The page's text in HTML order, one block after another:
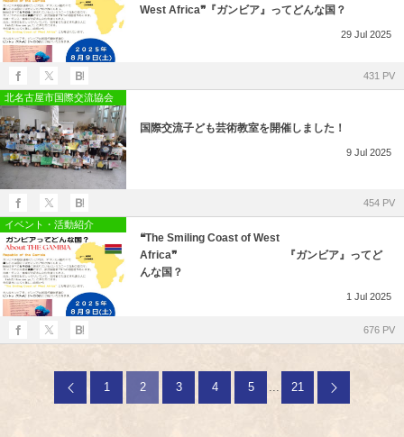
West Africa❞『ガンビア』ってどんな国？
29 Jul 2025
431 PV
北名古屋市国際交流協会
国際交流子ども芸術教室を開催しました！
9 Jul 2025
454 PV
イベント・活動紹介
❝The Smiling Coast of West
Africa❞ 『ガンビア』ってど
んな国？
1 Jul 2025
676 PV
1 2 3 4 5 ... 21